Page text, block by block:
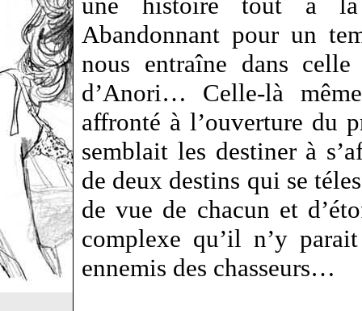
Abandonnant pour un
nous entraîne dans
d’Anori… Celle-là
affronté à l’ouverture du
semblait les destiner à
de deux destins qui se
de vue de chacun et
complexe qu’il n’y
ennemis des chasseurs…